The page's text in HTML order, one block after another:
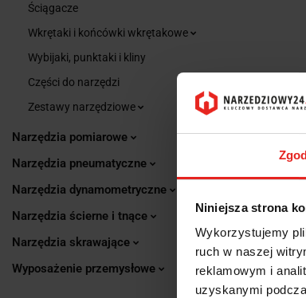
Niniejsza strona
Wykorzystujemy
ruch w naszej
reklamowym i
uzyskanymi
Ściągacze
Wkrętaki i końcówki wkrętakowe
Wybijaki, punktaki i kliny
Części do narzędzi
Zestawy narzędziowe
Narzędzia pomiarowe
Narzędzia pneumatyczne
Narzędzia dynamometryczne
Narzędzia ścierne i tnące
Narzędzia skrawające
Wyposażenie przemysłowe